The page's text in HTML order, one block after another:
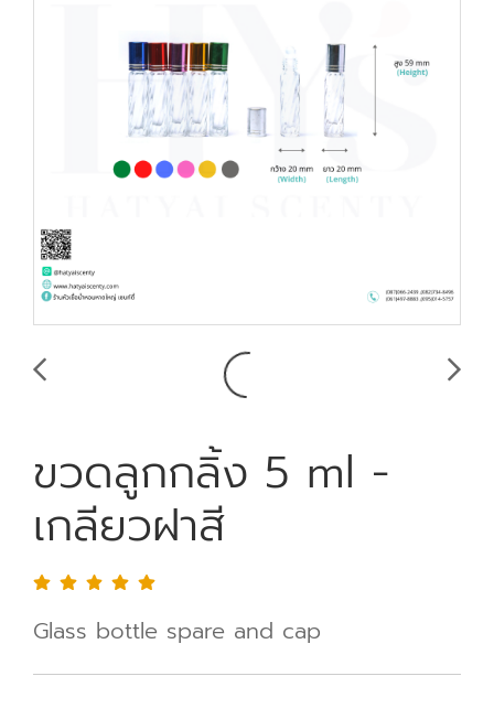
ขวดลูกกลิ้ง 5 ml -
เกลียวฝาสี
Glass bottle spare and cap